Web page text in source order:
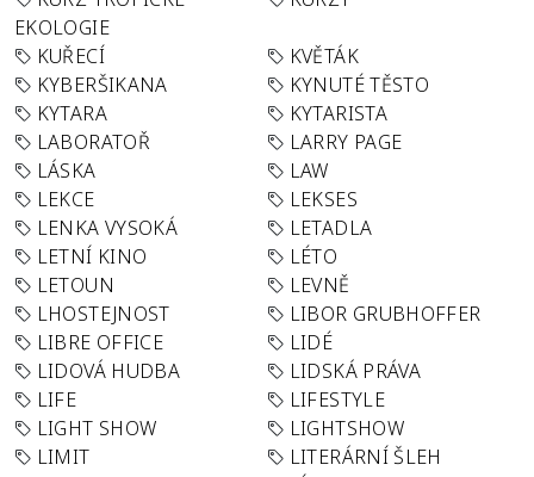
EKOLOGIE
KUŘECÍ
KVĚTÁK
KYBERŠIKANA
KYNUTÉ TĚSTO
KYTARA
KYTARISTA
LABORATOŘ
LARRY PAGE
LÁSKA
LAW
LEKCE
LEKSES
LENKA VYSOKÁ
LETADLA
LETNÍ KINO
LÉTO
LETOUN
LEVNĚ
LHOSTEJNOST
LIBOR GRUBHOFFER
LIBRE OFFICE
LIDÉ
LIDOVÁ HUDBA
LIDSKÁ PRÁVA
LIFE
LIFESTYLE
LIGHT SHOW
LIGHTSHOW
LIMIT
LITERÁRNÍ ŠLEH